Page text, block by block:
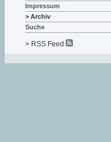
Impressum
> Archiv
Suche
> RSS Feed